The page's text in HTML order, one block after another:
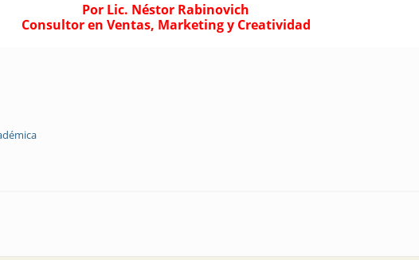
Por Lic. Néstor Rabinovich
Consultor en Ventas, Marketing y Creatividad
más…